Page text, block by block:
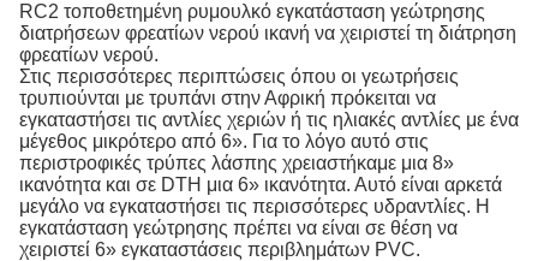
RC2 τοποθετημένη ρυμουλκό εγκατάσταση γεώτρησης
διατρήσεων φρεατίων νερού ικανή να χειριστεί τη διάτρηση
φρεατίων νερού.
Στις περισσότερες περιπτώσεις όπου οι γεωτρήσεις
τρυπιούνται με τρυπάνι στην Αφρική πρόκειται να
εγκαταστήσει τις αντλίες χεριών ή τις ηλιακές αντλίες με ένα
μέγεθος μικρότερο από 6». Για το λόγο αυτό στις
περιστροφικές τρύπες λάσπης χρειαστήκαμε μια 8»
ικανότητα και σε DTH μια 6» ικανότητα. Αυτό είναι αρκετά
μεγάλο να εγκαταστήσει τις περισσότερες υδραντλίες. Η
εγκατάσταση γεώτρησης πρέπει να είναι σε θέση να
χειριστεί 6» εγκαταστάσεις περιβλημάτων PVC.